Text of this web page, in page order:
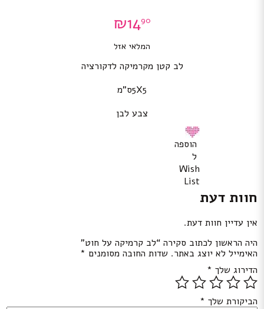
₪1490
המלאי אזל
לב קטן מקרמיקה לדקורציה
5X5ס”מ
צבע לבן
הוספה
ל
Wish
List
חוות דעת
אין עדיין חוות דעת.
היה הראשון לכתוב סקירה “לב קרמיקה על חוט”
האימייל לא יוצג באתר. שדות החובה מסומנים *
הדירוג שלך *
הביקורת שלך *